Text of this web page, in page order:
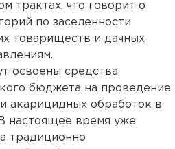
трактах, что говорит о
по заселенности
товариществ и дачных
освоены средства,
бюджета на проведение
акарицидных обработок в
настоящее время уже
традиционно